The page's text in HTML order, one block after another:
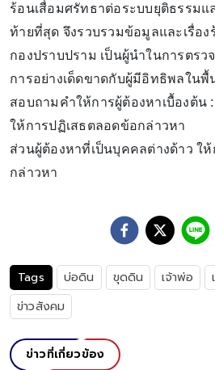
ร้อนเสื่อมศรัทธาต่อระบบยุติธรรมแ
ท้ายที่สุด จึงรวบรวมข้อมูลและเรื่อง
กองปราบปราม เป็นผู้นำในการตรว
การอย่างเด็ดขาดกับผู้มีอิทธิพลในพื้
สอบถามคำให้การผู้ต้องหาเบื้องต้น :
ให้การปฏิเสธตลอดข้อกล่าวหา
ส่วนผู้ต้องหาที่เป็นบุคคลต่างด้าว ใ
กล่าวหา
Tags บ่อดิน ขุดดิน เจ้าพ่อ
ข่าวสังคม
ข่าวที่เกี่ยวข้อง